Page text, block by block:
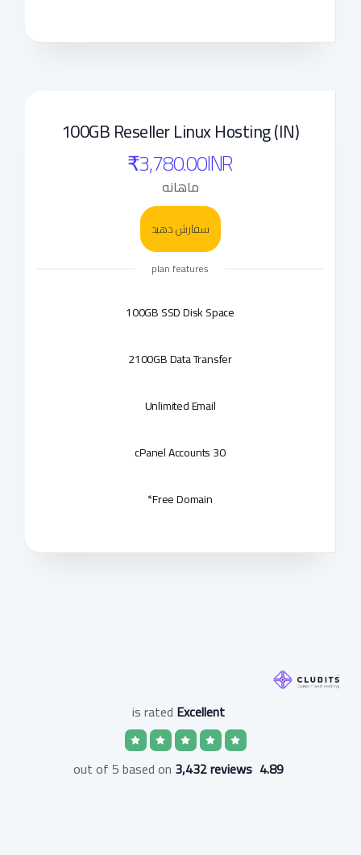
100GB Reseller Linux Hosting (IN)
₹3,780.00INR
ماهانه
سفارش دهید
plan features
100GB SSD Disk Space
2100GB Data Transfer
Unlimited Email
30 cPanel Accounts
Free Domain*
is rated Excellent
4.89
3,432 reviews